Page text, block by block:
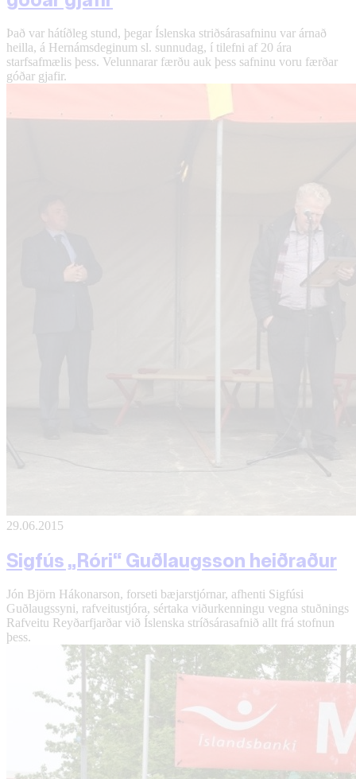
Það var hátíðleg stund, þegar Íslenska striðsárasafninu var árnað
heilla, á Hernámsdeginum sl. sunnudag, í tilefni af 20 ára
starfsafmælis þess. Velunnarar færðu auk þess safninu voru færðar
góðar gjafir.
29.06.2015
Sigfús „Róri“ Guðlaugsson heiðraður
Jón Björn Hákonarson, forseti bæjarstjórnar, afhenti Sigfúsi
Guðlaugssyni, rafveitustjóra, sértaka viðurkenningu vegna stuðnings
Rafveitu Reyðarfjarðar við Íslenska stríðsárasafnið allt frá stofnun
þess.